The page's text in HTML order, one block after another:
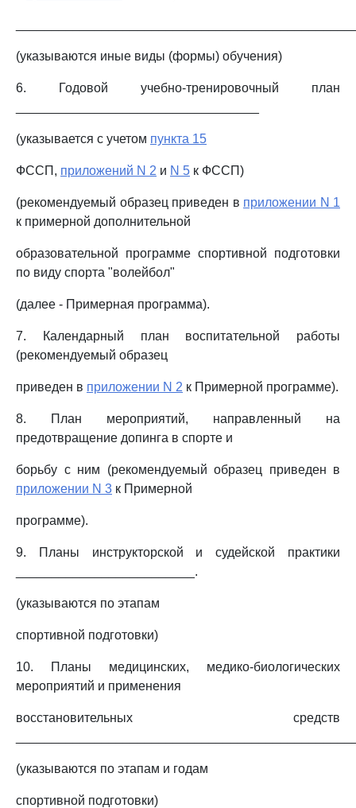
(указываются иные виды (формы) обучения)
6. Годовой учебно-тренировочный план
(указывается с учетом пункта 15
ФССП, приложений N 2 и N 5 к ФССП)
(рекомендуемый образец приведен в приложении N 1
к примерной дополнительной
образовательной программе спортивной подготовки
по виду спорта "волейбол"
(далее - Примерная программа).
7. Календарный план воспитательной работы
(рекомендуемый образец
приведен в приложении N 2 к Примерной программе).
8. План мероприятий, направленный на
предотвращение допинга в спорте и
борьбу с ним (рекомендуемый образец приведен в
приложении N 3 к Примерной
программе).
9. Планы инструкторской и судейской практики
_________________________.
(указываются по этапам
спортивной подготовки)
10. Планы медицинских, медико-биологических
мероприятий и применения
восстановительных средств
(указываются по этапам и годам
спортивной подготовки)